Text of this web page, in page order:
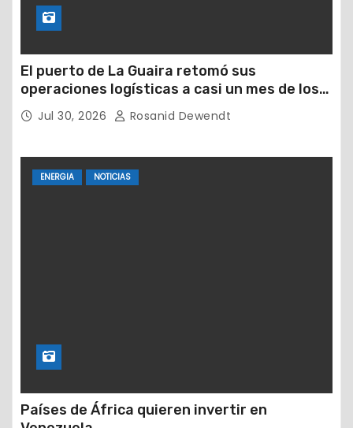
El puerto de La Guaira retomó sus
operaciones logísticas a casi un mes de los
devastadores terremotos
Jul 30, 2026 Rosanid Dewendt
ENERGIA NOTICIAS
Países de África quieren invertir en